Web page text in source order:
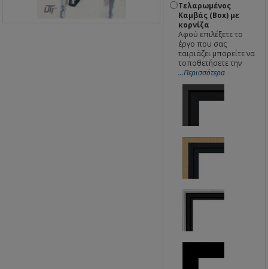
Τελαρωμένος
Καμβάς (Box) με
κορνίζα
Αφού επιλέξετε το
έργο που σας
ταιριάζει μπορείτε να
τοποθετήσετε την
...Περισσότερα